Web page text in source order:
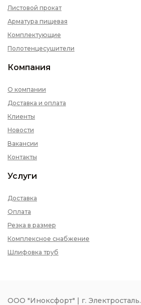
Листовой прокат
Арматура пищевая
Комплектующие
Полотенцесушители
Компания
О компании
Доставка и оплата
Клиенты
Новости
Вакансии
Контакты
Услуги
Доставка
Оплата
Резка в размер
Комплексное снабжение
Шлифовка труб
ООО "Иноксфорт" | г. Электросталь.